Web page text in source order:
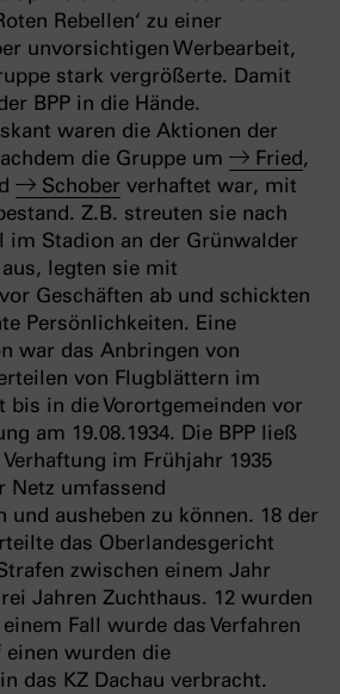
Rebellen‘ zu einer
unvorsichtigen Werbearbeit,
stark vergrößerte. Damit
BPP in die Hände.
waren die Aktionen der
die Gruppe um
Fried,
Schober verhaftet war, mit
Z.B. streuten sie nach
im Stadion an der Grünwalder
legten sie mit
Geschäften ab und schickten
Persönlichkeiten. Eine
war das Anbringen von
von Flugblättern im
bis in die Vorortgemeinden vor
am 19.08.1934. Die BPP ließ
im Frühjahr 1935
Netz umfassend
und ausheben zu können. 18 der
das Oberlandesgericht
zwischen einem Jahr
Jahren Zuchthaus. 12 wurden
Fall wurde das Verfahren
wurden die
das KZ Dachau verbracht.